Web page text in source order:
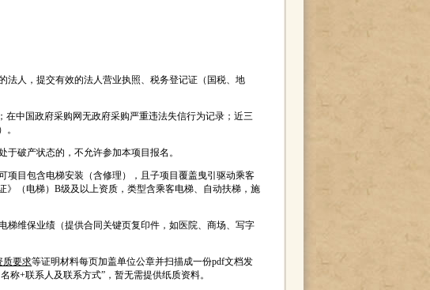
法人，提交有效的法人营业执照、税务登记证（国税、地
在中国政府采购网无政府采购严重违法失信行为记录；近三
破产状态的，不允许参加本项目报名。
项目包含电梯安装（含修理），且子项目覆盖曳引驱动乘客
（电梯）B级及以上资质，类型含乘客电梯、自动扶梯，施
梯维保业绩（提供合同关键页复印件，如医院、商场、写字
质要求等证明材料每页加盖单位公章并扫描成一份pdf文档发
称+联系人及联系方式”，暂无需提供纸质资料。